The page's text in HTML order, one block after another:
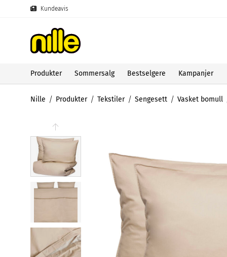
Kundeavis
Produkter Sommersalg Bestselgere Kampanjer
Nille Produkter Tekstiler Sengesett Vasket bomull